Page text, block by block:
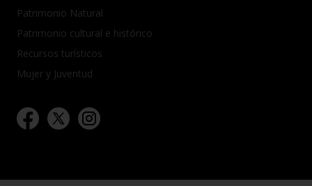
Patrimonio Natural
Patrimonio cultural e histórico
Recursos turísticos
Mujer y Juventud